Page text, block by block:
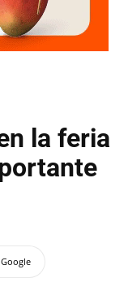
la feria